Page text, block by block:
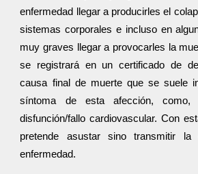
enfermedad llegar a producirles el
sistemas corporales e incluso en
muy graves llegar a provocarles la
se registrará en un certificado de
causa final de muerte que se suele
síntoma de esta afección, como,
disfunción/fallo cardiovascular. Con
pretende asustar sino transmitir la
enfermedad.